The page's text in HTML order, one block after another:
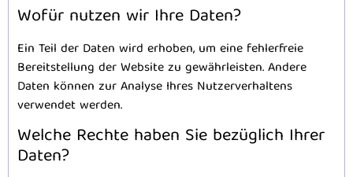
Wofür nutzen wir Ihre Daten?
Ein Teil der Daten wird erhoben, um eine fehlerfreie
Bereitstellung der Website zu gewährleisten. Andere
Daten können zur Analyse Ihres Nutzerverhaltens
verwendet werden.
Welche Rechte haben Sie bezüglich Ihrer
Daten?